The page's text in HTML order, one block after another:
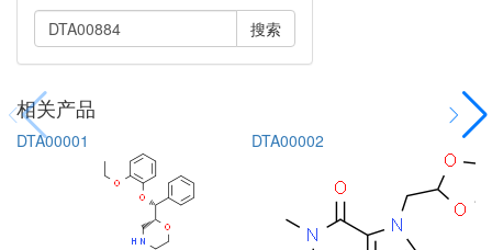
搜索
相关产品
DTA00001 DTA00002